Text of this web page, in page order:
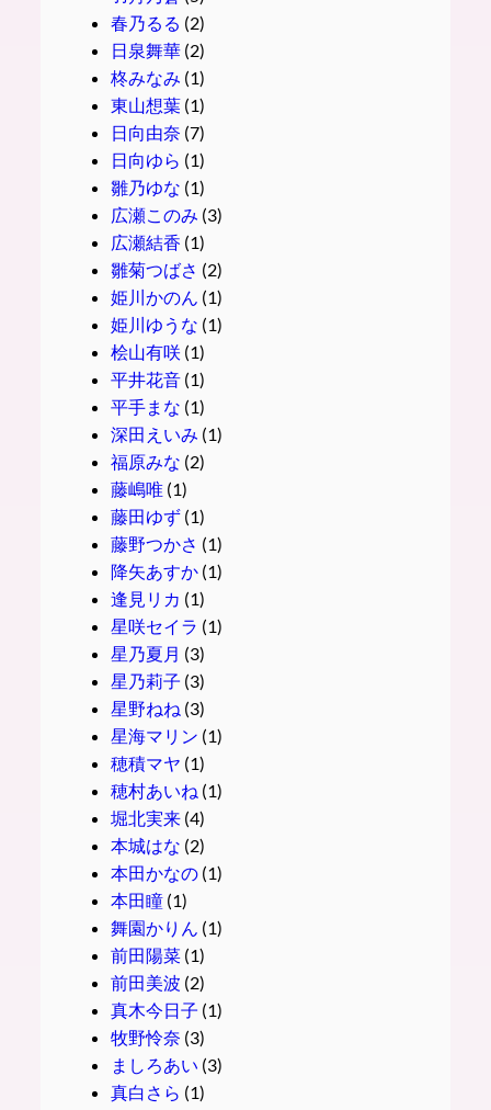
春乃るる (2)
日泉舞華(2)
柊みなみ (1)
東山想葉(1)
日向由奈 (7)
日向ゆら (1)
雛乃ゆな (1)
広瀬このみ (3)
広瀬結香 (1)
雛菊つばさ (2)
姫川かのん (1)
姫川ゆうな (1)
桧山有咲(1)
平井花音(1)
平手まな (1)
深田えいみ (1)
福原みな (2)
藤嶋唯(1)
藤田ゆず(1)
藤野つかさ (1)
降矢あすか(1)
逢見リカ (1)
星咲セイラ (1)
星乃夏月 (3)
星乃莉子 (3)
星野ねね (3)
星海マリン (1)
穂積マヤ (1)
穂村あいね (1)
堀北実来(4)
本城はな (2)
本田かなの(1)
本田瞳(1)
舞園かりん (1)
前田陽菜(1)
前田美波 (2)
真木今日子 (1)
牧野怜奈 (3)
ましろあい (3)
真白さら (1)